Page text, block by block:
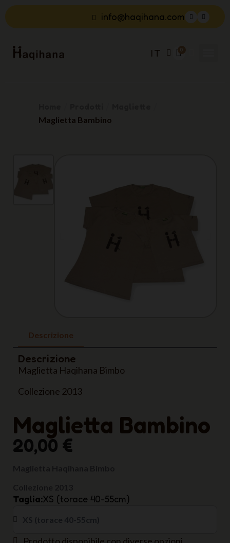
info@haqihana.com
IT
Maglietta Bambino
Descrizione
Descrizione
Maglietta Haqihana Bimbo
Collezione 2013
Maglietta Bambino
20,00 €
Taglia XS (torace 40-55cm)
Prodotto disponibile con diverse opzioni